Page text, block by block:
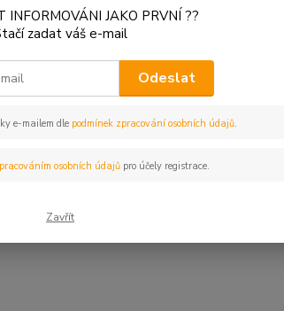
INFORMOVÁNI JAKO PRVNÍ ??
zadat váš e-mail
Odeslat
e-mailem dle podmínek zpracování osobních údajů.
osobních údajůpro účely registrace.
Zavřít